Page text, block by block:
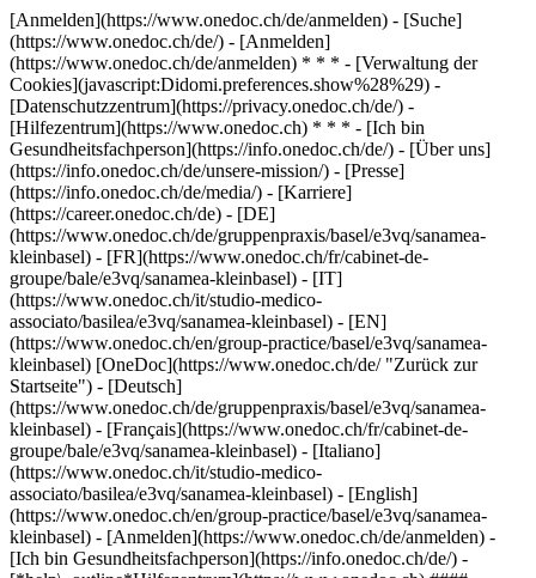
[Anmelden](https://www.onedoc.ch/de/anmelden) - [Suche]
(https://www.onedoc.ch/de/) - [Anmelden]
(https://www.onedoc.ch/de/anmelden) * * * - [Verwaltung der
Cookies](javascript:Didomi.preferences.show%28%29) -
[Datenschutzzentrum](https://privacy.onedoc.ch/de/) -
[Hilfezentrum](https://www.onedoc.ch) * * * - [Ich bin
Gesundheitsfachperson](https://info.onedoc.ch/de/) - [Über uns]
(https://info.onedoc.ch/de/unsere-mission/) - [Presse]
(https://info.onedoc.ch/de/media/) - [Karriere]
(https://career.onedoc.ch/de) - [DE]
(https://www.onedoc.ch/de/gruppenpraxis/basel/e3vq/sanamea-
kleinbasel) - [FR](https://www.onedoc.ch/fr/cabinet-de-
groupe/bale/e3vq/sanamea-kleinbasel) - [IT]
(https://www.onedoc.ch/it/studio-medico-
associato/basilea/e3vq/sanamea-kleinbasel) - [EN]
(https://www.onedoc.ch/en/group-practice/basel/e3vq/sanamea-
kleinbasel) [OneDoc](https://www.onedoc.ch/de/ "Zurück zur
Startseite") - [Deutsch]
(https://www.onedoc.ch/de/gruppenpraxis/basel/e3vq/sanamea-
kleinbasel) - [Français](https://www.onedoc.ch/fr/cabinet-de-
groupe/bale/e3vq/sanamea-kleinbasel) - [Italiano]
(https://www.onedoc.ch/it/studio-medico-
associato/basilea/e3vq/sanamea-kleinbasel) - [English]
(https://www.onedoc.ch/en/group-practice/basel/e3vq/sanamea-
kleinbasel) - [Anmelden](https://www.onedoc.ch/de/anmelden) -
[Ich bin Gesundheitsfachperson](https://info.onedoc.ch/de/) -